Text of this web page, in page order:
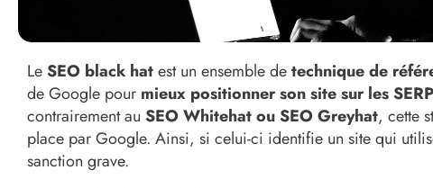
LeSEO black hatest un ensemble detechnique de
de Google pour mieux positionner son site sur les
contrairement au SEO Whitehat ou SEO Greyhat, cette
place par Google. Ainsi, si celui-ci identifie un site qui
sanction grave.